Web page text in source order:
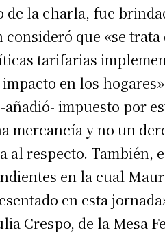
de la charla, fue
consideró que «se
tarifarias
en los
añadió- impuesto por
mercancía y no un
al respecto. También,
en la cual
en esta
Crespo, de la Mesa